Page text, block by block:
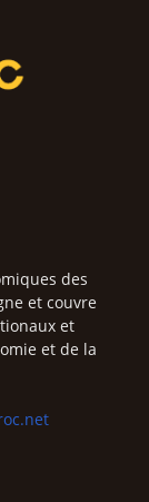
des
et couvre
et
et de la